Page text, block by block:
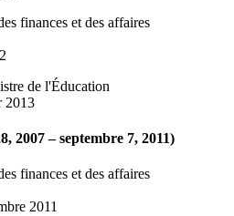
finances et des affaires
de l'Éducation
2013
2007 – septembre 7, 2011)
finances et des affaires
2011